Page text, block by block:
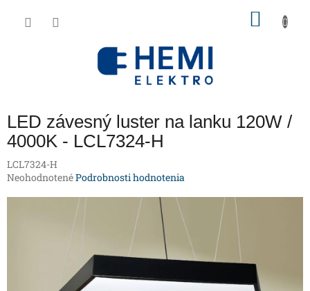
LED závesný luster na lanku 120W /
4000K - LCL7324-H
LCL7324-H
Priemerné
NeohodnotenéPodrobnosti hodnotenia